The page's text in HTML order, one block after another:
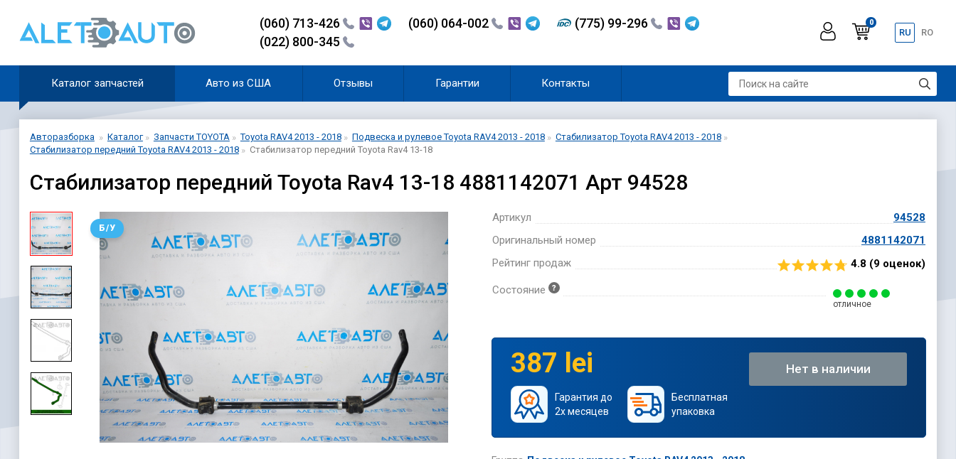
(060) 713-426 (060) 064-002
(775) 99-296
(022) 800-345
0
RU RO
Каталог запчастей Авто из США Отзывы Гарантии Контакты
Авторазборка Каталог Запчасти TOYOTA Toyota RAV4 2013 - 2018 Подвеска и рулевое Toyota RAV4 2013 - 2018
Стабилизатор Toyota RAV4 2013 - 2018
Стабилизатор передний Toyota RAV4 2013 - 2018
Стабилизатор передний Toyota Rav4 13-18
Стабилизатор передний Toyota Rav4 13-18 4881142071 Арт 94528
Б/У
Артикул
94528
Оригинальный номер
4881142071
Рейтинг продаж
4.8 (9 оценок)
Состояние
отличное
387 lei
Гарантия до
2х месяцев
Бесплатная
упаковка
Нет в наличии